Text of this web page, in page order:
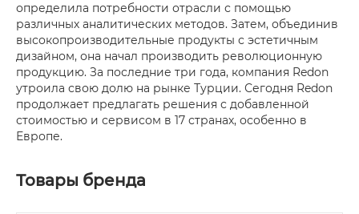
определила потребности отрасли с помощью
различных аналитических методов. Затем, объединив
высокопроизводительные продукты с эстетичным
дизайном, она начал производить революционную
продукцию. За последние три года, компания Redon
утроила свою долю на рынке Турции. Сегодня Redon
продолжает предлагать решения с добавленной
стоимостью и сервисом в 17 странах, особенно в
Европе.
Товары бренда